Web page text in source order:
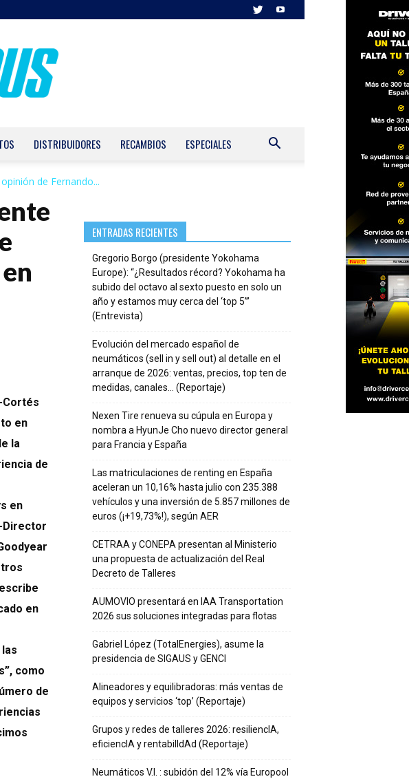
DISTRIBUIDORES RECAMBIOS ESPECIALES
de Fernando...
Cortés
en
la
de
en
Director
en
las
como
de
ENTRADAS RECIENTES
Gregorio Borgo (presidente Yokohama
Europe): “¿Resultados récord? Yokohama ha
subido del octavo al sexto puesto en solo un
año y estamos muy cerca del ‘top 5’”
(Entrevista)
Evolución del mercado español de
neumáticos (sell in y sell out) al detalle en el
arranque de 2026: ventas, precios, top ten de
medidas, canales… (Reportaje)
Nexen Tire renueva su cúpula en Europa y
nombra a HyunJe Cho nuevo director general
para Francia y España
Las matriculaciones de renting en España
aceleran un 10,16% hasta julio con 235.388
vehículos y una inversión de 5.857 millones de
euros (¡+19,73%!), según AER
CETRAA y CONEPA presentan al Ministerio
una propuesta de actualización del Real
Decreto de Talleres
AUMOVIO presentará en IAA Transportation
2026 sus soluciones integradas para flotas
Gabriel López (TotalEnergies), asume la
presidencia de SIGAUS y GENCI
Alineadores y equilibradoras: más ventas de
equipos y servicios ‘top’ (Reportaje)
Grupos y redes de talleres 2026: resiliencIA,
eficiencIA y rentabilIdAd (Reportaje)
Neumáticos V.I. : subidón del 12% vía Europool